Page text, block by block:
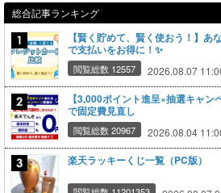
総合記事ランキング
【賢く貯めて、賢く使おう！】あ
で支払いをお得に！✨
閲覧総数 12557 2026.08.07
【3,000ポイント進呈×抽選キャン
で固定費見直し
閲覧総数 20967 2026.08.04
楽天ラッキーくじ一覧（PC版）